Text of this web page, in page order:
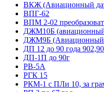
ВКЖ (Авиационный
ВПГ-62
ВПМ 2-02
ДЖМ10Б
ДЖМ9Б (Авиационный
ДП 12 до 90 года
ДП-1П до 90г
РВ-5А
РГК 15
РКМ-1 с ПЛи 10, за